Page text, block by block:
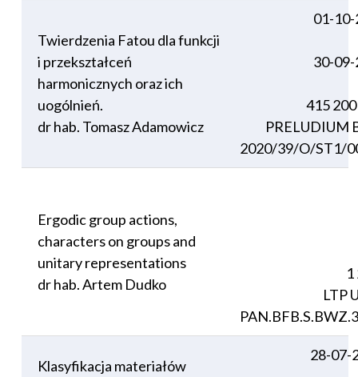
Twierdzenia Fatou dla funkcji
i przekształceń
harmonicznych oraz ich
uogólnień.
dr hab. Tomasz Adamowicz
01-
30-
415
PRELUDIUM
2020/39/O/ST1/
Ergodic group actions,
characters on groups and
unitary representations
dr hab. Artem Dudko
1
LTP
Klasyfikacja materiałów
28-07-